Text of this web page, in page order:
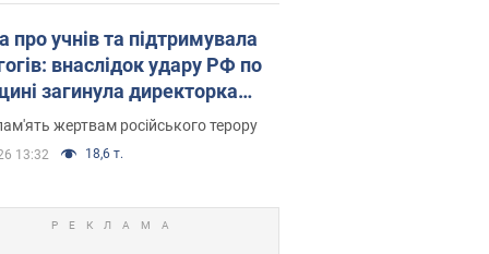
про учнів та підтримувала
внаслідок удару РФ по
загинула директорка
ліцею, її чоловік та онук
жертвам російського терору
13:32 18,6 т.